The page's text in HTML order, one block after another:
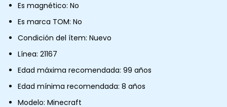
Es magnético: No
Es marca TOM: No
Condición del ítem: Nuevo
Línea: 21167
Edad máxima recomendada: 99 años
Edad mínima recomendada: 8 años
Modelo: Minecraft